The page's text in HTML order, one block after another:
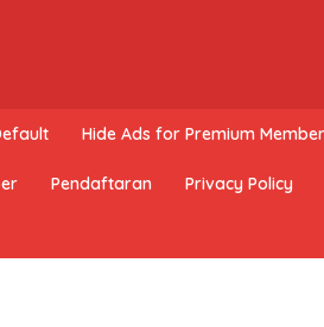
Hide Ads for Premium
Pendaftaran Privacy Policy